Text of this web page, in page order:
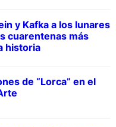
y Kafka a los lunares
cuarentenas más
historia
de “Lorca” en el